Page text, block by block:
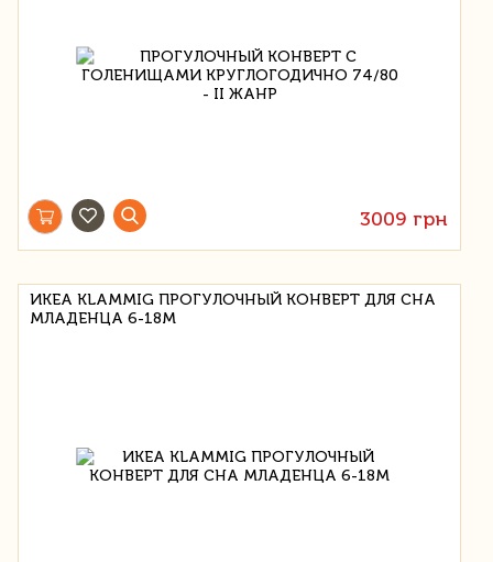
3009 грн
ИКЕА KLAMMIG ПРОГУЛОЧНЫЙ КОНВЕРТ ДЛЯ СНА
МЛАДЕНЦА 6-18М